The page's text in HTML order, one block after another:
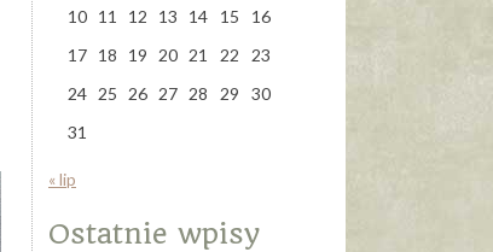
10
11 12 13 14 15
16
17
18 19 20 21 22
23
24
25 26 27 28 29
30
31
« lip
Ostatnie wpisy